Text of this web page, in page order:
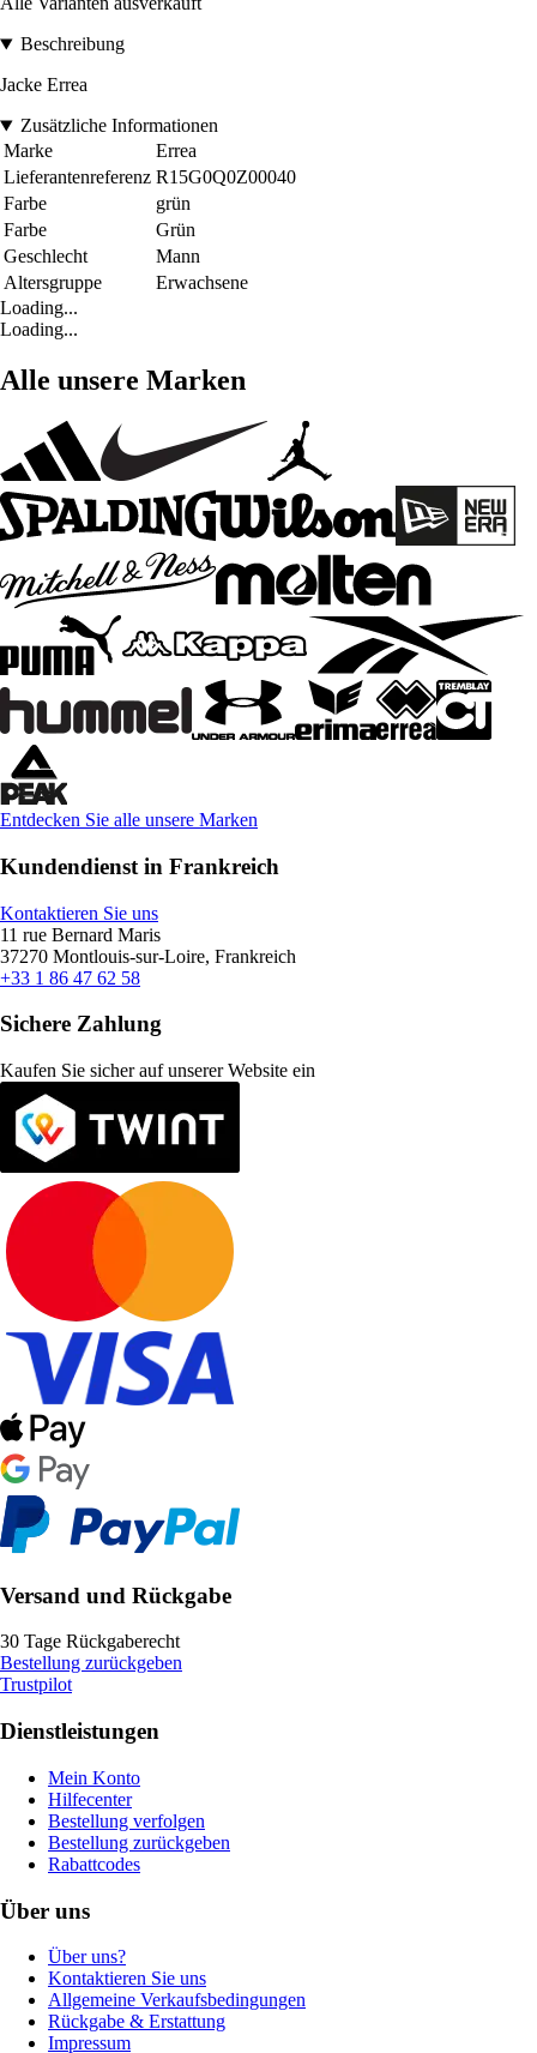
Beschreibung
Jacke Errea
Zusätzliche Informationen
Marke
Errea
Lieferantenreferenz R15G0Q0Z00040
Farbe
grün
Farbe
Grün
Geschlecht
Mann
Altersgruppe
Erwachsene
Loading...
Loading...
Alle unsere Marken
Entdecken Sie alle unsere Marken
Kundendienst in Frankreich
Kontaktieren Sie uns
11 rue Bernard Maris
37270 Montlouis-sur-Loire, Frankreich
+33 1 86 47 62 58
Sichere Zahlung
Kaufen Sie sicher auf unserer Website ein
Versand und Rückgabe
30 Tage Rückgaberecht
Bestellung zurückgeben
Trustpilot
Dienstleistungen
Mein Konto
Hilfecenter
Bestellung verfolgen
Bestellung zurückgeben
Rabattcodes
Über uns
Über uns?
Kontaktieren Sie uns
Allgemeine Verkaufsbedingungen
Rückgabe & Erstattung
Impressum